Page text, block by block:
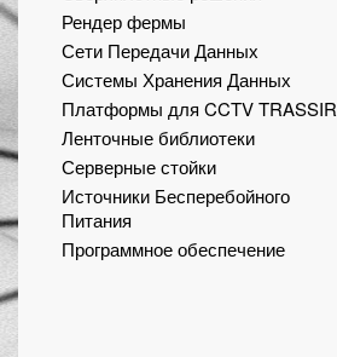
Рендер фермы
Сети Передачи Данных
Системы Хранения Данных
Платформы для CCTV TRASSIR
Ленточные библиотеки
Серверные стойки
Источники Бесперебойного
Питания
Программное обеспечение